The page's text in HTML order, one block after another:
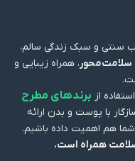
سنتی و سبک زندگی سالم،
سلامت‌محور ، همراه زیبایی و
از برندهای مطرح
با پوست و بدن ارائه
هم اهمیت داده باشیم.
سلامت همراه است.